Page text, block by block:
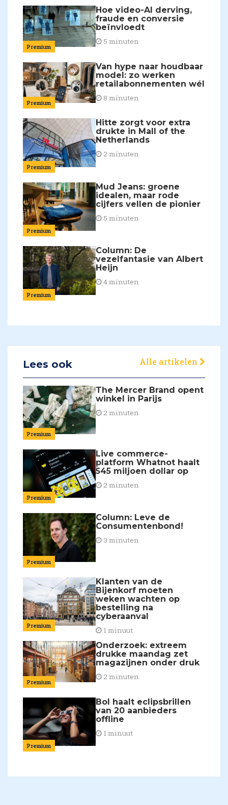
Premium
Hoe video-AI derving,
fraude en conversie
beïnvloedt
5 minuten
Premium
Van hype naar houdbaar
model: zo werken
retailabonnementen wél
8 minuten
Premium
Hitte zorgt voor extra
drukte in Mall of the
Netherlands
2 minuten
Premium
Mud Jeans: groene
idealen, maar rode
cijfers vellen de pionier
5 minuten
Premium
Column: De
vezelfantasie van Albert
Heijn
4 minuten
Lees ook Alle artikelen
Premium
The Mercer Brand opent
winkel in Parijs
2 minuten
Premium
Live commerce-
platform Whatnot haalt
545 miljoen dollar op
2 minuten
Premium
Column: Leve de
Consumentenbond!
3 minuten
Premium
Klanten van de
Bijenkorf moeten
weken wachten op
bestelling na
cyberaanval
1 minuut
Premium
Onderzoek: extreem
drukke maandag zet
magazijnen onder druk
2 minuten
Premium
Bol haalt eclipsbrillen
van 20 aanbieders
offline
1 minuut